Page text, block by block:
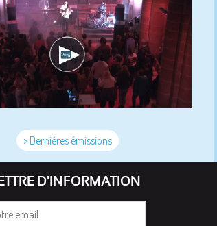
> Dernières émissions
D'INFORMATION